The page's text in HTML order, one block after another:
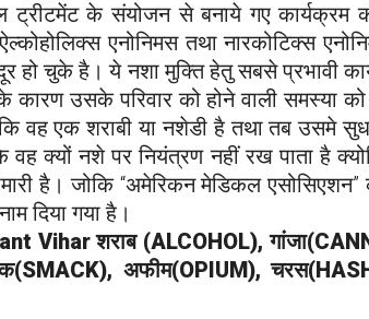
ट्रीटमेंट के संयोजन से बनाये गए कार्यक्रम
एनोनिमस तथा नारकोटिक्स
हो चुके है। ये नशा मुक्ति हेतु सबसे प्रभावी
उसके परिवार को होने वाली समस्या को
वह एक शराबी या नशेडी है तथा तब उसमे
वह क्यों नशे पर नियंत्रण नहीं रख पाता है
है। जोकि “अमेरिकन मेडिकल एसोसिएशन”
दिया गया है।
Viharशराब (ALCOHOL),
अफीम(OPIUM),